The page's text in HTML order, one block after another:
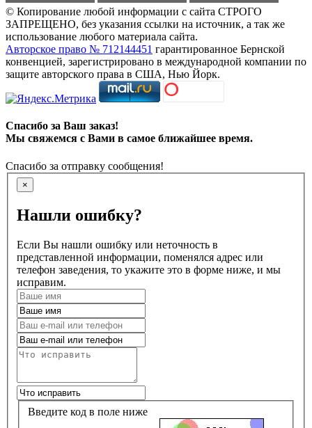
© Копирование любой информации с сайта СТРОГО
ЗАПРЕЩЕНО, без указания ссылки на источник, а так же
использование любого материала сайта.
Авторское право № 712144451 гарантированное Бернской
конвенцией, зарегистрировано в международной компании по
защите авторского права в США, Нью Йорк.
Спасибо за Ваш заказ!
Мы свяжемся с Вами в самое ближайшее время.
Спасибо за отправку сообщения!
×
Нашли ошибку?
Если Вы нашли ошибку или неточность в
представленной информации, поменялся адрес или
телефон заведения, то укажите это в форме ниже, и мы
исправим.
Введите код в поле ниже